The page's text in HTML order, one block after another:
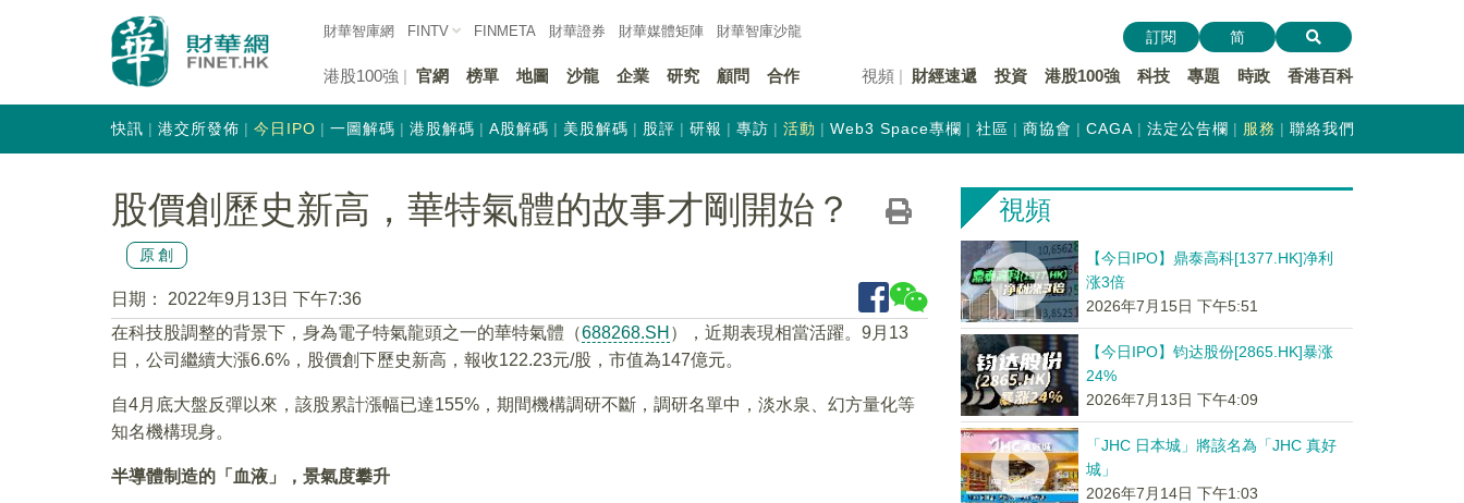
財華智庫網 FINTV FINMETA 財華證券 財華媒體矩陣 財華智庫沙龍
港股100強 官網 榜單 地圖 沙龍 企業 研究 顧問 合作 視頻 財經速遞 投資 港股100強 科技 專題 時政 香港百科
訂閱 简
快訊 港交所發佈 今日IPO 一圖解碼 港股解碼 A股解碼 美股解碼 股評 研報 專訪 活動 Web3 Space專欄 社區 商協會 CAGA 法定公告欄 服務 聯絡我們
股價創歷史新高，華特氣體的故事才剛開始？
原創
日期：
2022年9月13日 下午7:36
在科技股調整的背景下，身為電子特氣龍頭之一的華特氣體（688268.SH ），近期表現相當活躍。9月13
日，公司繼續大漲6.6%，股價創下歷史新高，報收122.23元/股，市值為147億元。
自4月底大盤反彈以來，該股累計漲幅已達155%，期間機構調研不斷，調研名單中，淡水泉、幻方量化等
知名機構現身。
半導體制造的「血液」，景氣度攀升
視頻
【今日IPO】鼎泰高科[1377.HK]净利
涨3倍
2026年7月15日 下午5:51
【今日IPO】钧达股份[2865.HK]暴涨
24%
2026年7月13日 下午4:09
「JHC 日本城」將該名為「JHC 真好
城」
2026年7月14日 下午1:03